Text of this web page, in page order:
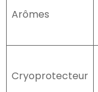
Arômes
Cryoprotecteur